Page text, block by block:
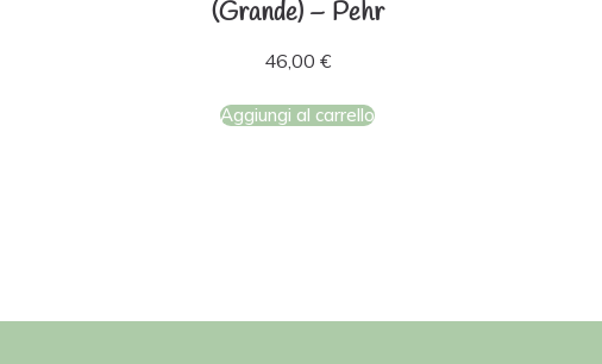
(Grande) – Pehr
46,00 €
Aggiungi al carrello